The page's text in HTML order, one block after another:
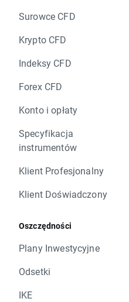
Surowce CFD
Krypto CFD
Indeksy CFD
Forex CFD
Konto i opłaty
Specyfikacja
instrumentów
Klient Profesjonalny
Klient Doświadczony
Oszczędności
Plany Inwestycyjne
Odsetki
IKE